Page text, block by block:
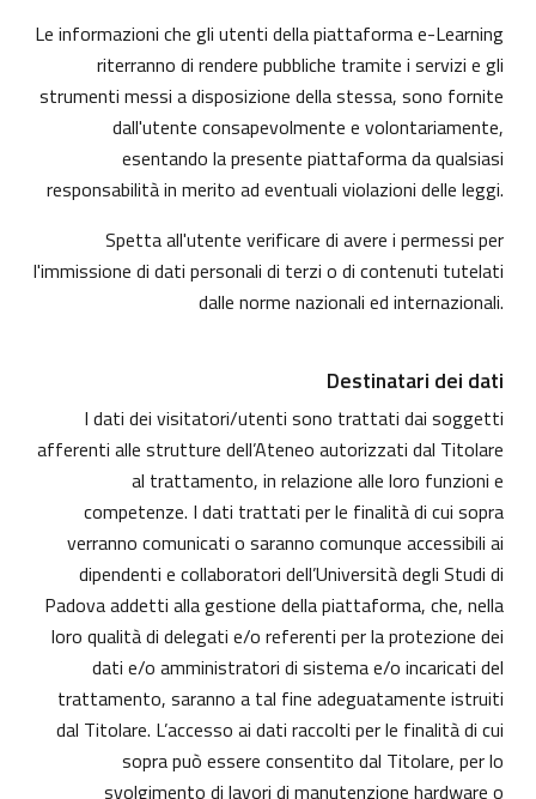
Le informazioni che gli utenti della piattaforma e-Learning
riterranno di rendere pubbliche tramite i servizi e gli
strumenti messi a disposizione della stessa, sono fornite
dall'utente consapevolmente e volontariamente,
esentando la presente piattaforma da qualsiasi
responsabilità in merito ad eventuali violazioni delle leggi.
Spetta all'utente verificare di avere i permessi per
l'immissione di dati personali di terzi o di contenuti tutelati
dalle norme nazionali ed internazionali.
Destinatari dei dati
I dati dei visitatori/utenti sono trattati dai soggetti
afferenti alle strutture dell’Ateneo autorizzati dal Titolare
al trattamento, in relazione alle loro funzioni e
competenze. I dati trattati per le finalità di cui sopra
verranno comunicati o saranno comunque accessibili ai
dipendenti e collaboratori dell’Università degli Studi di
Padova addetti alla gestione della piattaforma, che, nella
loro qualità di delegati e/o referenti per la protezione dei
dati e/o amministratori di sistema e/o incaricati del
trattamento, saranno a tal fine adeguatamente istruiti
dal Titolare. L’accesso ai dati raccolti per le finalità di cui
sopra può essere consentito dal Titolare, per lo
svolgimento di lavori di manutenzione hardware o